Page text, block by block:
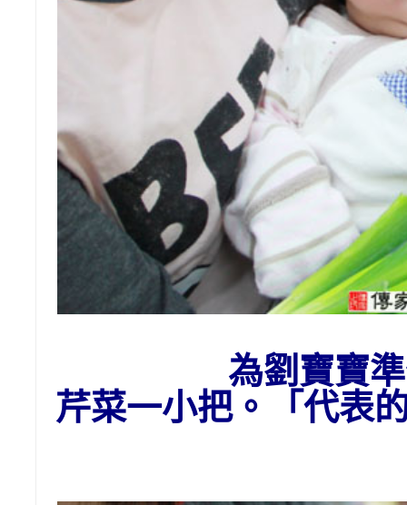
為劉寶寶
芹菜一小把。「代表